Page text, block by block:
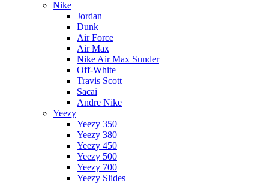
Nike
Jordan
Dunk
Air Force
Air Max
Nike Air Max Sunder
Off-White
Travis Scott
Sacai
Andre Nike
Yeezy
Yeezy 350
Yeezy 380
Yeezy 450
Yeezy 500
Yeezy 700
Yeezy Slides